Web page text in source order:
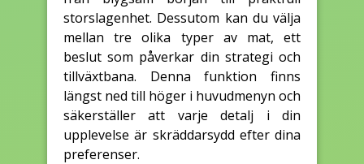
storslagenhet. Dessutom kan du välja
mellan tre olika typer av mat, ett
beslut som påverkar din strategi och
tillväxtbana. Denna funktion finns
längst ned till höger i huvudmenyn och
säkerställer att varje detalj i din
upplevelse är skräddarsydd efter dina
preferenser.